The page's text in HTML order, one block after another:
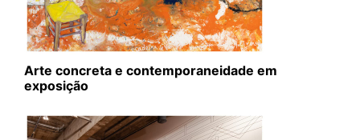
Arte concreta e contemporaneidade em
exposição